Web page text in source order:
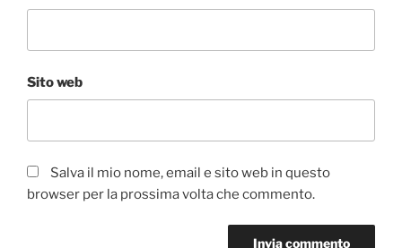
Sito web
Salva il mio nome, email e sito web in questo
browser per la prossima volta che commento.